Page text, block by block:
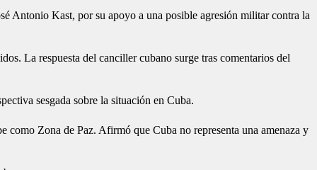
Antonio Kast, por su apoyo a una posible agresión militar contra la
La respuesta del canciller cubano surge tras comentarios del
sesgada sobre la situación en Cuba.
Zona de Paz. Afirmó que Cuba no representa una amenaza y